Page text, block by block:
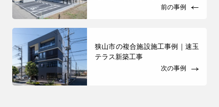
前の事例
狭山市の複合施設施工事例｜速玉
テラス新築工事
次の事例